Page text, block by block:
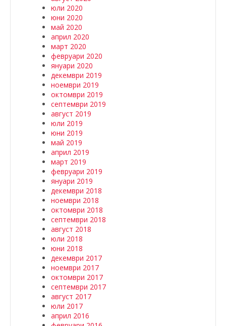
юли 2020
юни 2020
май 2020
април 2020
март 2020
февруари 2020
януари 2020
декември 2019
ноември 2019
октомври 2019
септември 2019
август 2019
юли 2019
юни 2019
май 2019
април 2019
март 2019
февруари 2019
януари 2019
декември 2018
ноември 2018
октомври 2018
септември 2018
август 2018
юли 2018
юни 2018
декември 2017
ноември 2017
октомври 2017
септември 2017
август 2017
юли 2017
април 2016